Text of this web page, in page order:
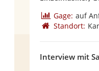
Gage: auf
Standort:
Interview mit